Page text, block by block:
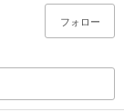
フォロー